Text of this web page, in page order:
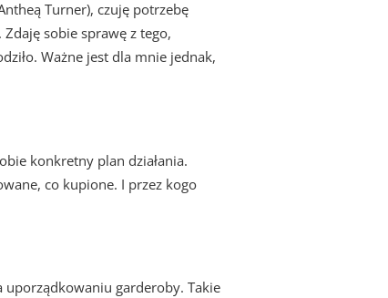
Turner), czuję potrzebę
sobie sprawę z tego,
Ważne jest dla mnie jednak,
konkretny plan działania.
co kupione. I przez kogo
uporządkowaniu garderoby. Takie